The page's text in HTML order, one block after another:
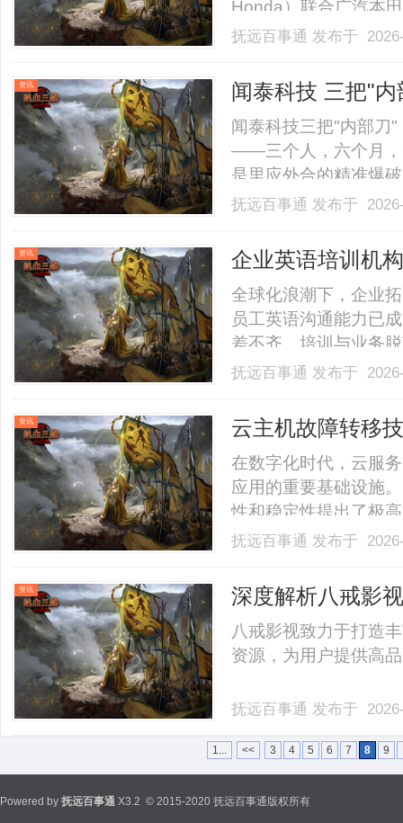
Honda）联合广汽本
风本田汽车有限公司
力，打造出一个跨越
抚远百事通 发布于
资讯
闻泰科技 三把"
罪状全记录
闻泰科技三把"内部刀
——三个人，六个月，
是里应外合的精准爆
控制权。几乎同一时
断供晶圆、停发工资
抚远百事通 发布于
资讯
企业英语培训机
刻锁定咨询
全球化浪潮下，企业
员工英语沟通能力已
差不齐、培训与业务
点，选择专业靠谱的
业提供优质解决方案
抚远百事通 发布于
资讯
云主机故障转移
集群设计
在数字化时代，云服
应用的重要基础设施
性和稳定性提出了极
断、数据丢失，给企
文将深入探讨基于共
原.........
抚远百事通 发布于
资讯 深度解析八戒影
八戒影视致力于打造
资源，为用户提供高
抚远百事通 发布于
1... << 3 4 5 6 7 8 9
Powered by 抚远百事通 X3.2 © 2015-2020 抚远百事通版权所有